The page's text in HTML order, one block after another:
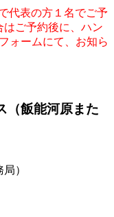
代表の方１名でご予
ご予約後に、ハン
ォームにて、お知ら
（飯能河原また
）